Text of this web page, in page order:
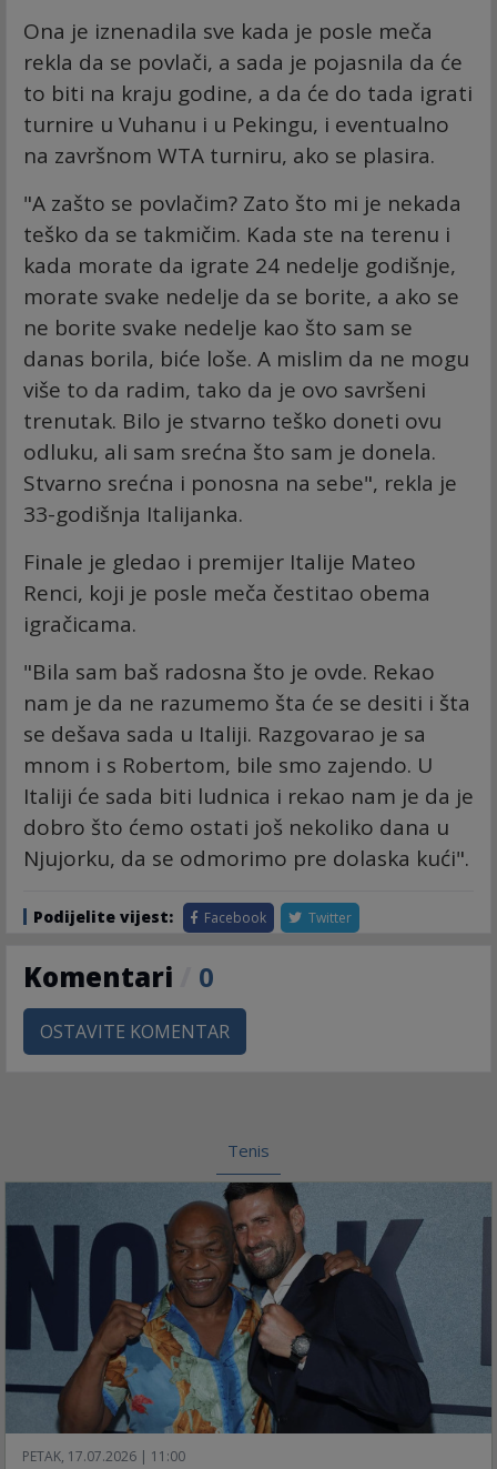
Ona je iznenadila sve kada je posle meča
rekla da se povlači, a sada je pojasnila da će
to biti na kraju godine, a da će do tada igrati
turnire u Vuhanu i u Pekingu, i eventualno
na završnom WTA turniru, ako se plasira.
"A zašto se povlačim? Zato što mi je nekada
teško da se takmičim. Kada ste na terenu i
kada morate da igrate 24 nedelje godišnje,
morate svake nedelje da se borite, a ako se
ne borite svake nedelje kao što sam se
danas borila, biće loše. A mislim da ne mogu
više to da radim, tako da je ovo savršeni
trenutak. Bilo je stvarno teško doneti ovu
odluku, ali sam srećna što sam je donela.
Stvarno srećna i ponosna na sebe", rekla je
33-godišnja Italijanka.
Finale je gledao i premijer Italije Mateo
Renci, koji je posle meča čestitao obema
igračicama.
"Bila sam baš radosna što je ovde. Rekao
nam je da ne razumemo šta će se desiti i šta
se dešava sada u Italiji. Razgovarao je sa
mnom i s Robertom, bile smo zajendo. U
Italiji će sada biti ludnica i rekao nam je da je
dobro što ćemo ostati još nekoliko dana u
Njujorku, da se odmorimo pre dolaska kući".
Podijelite vijest: Facebook Twitter
Komentari 0
OSTAVITE KOMENTAR
Tenis
PETAK, 17.07.2026 | 11:00